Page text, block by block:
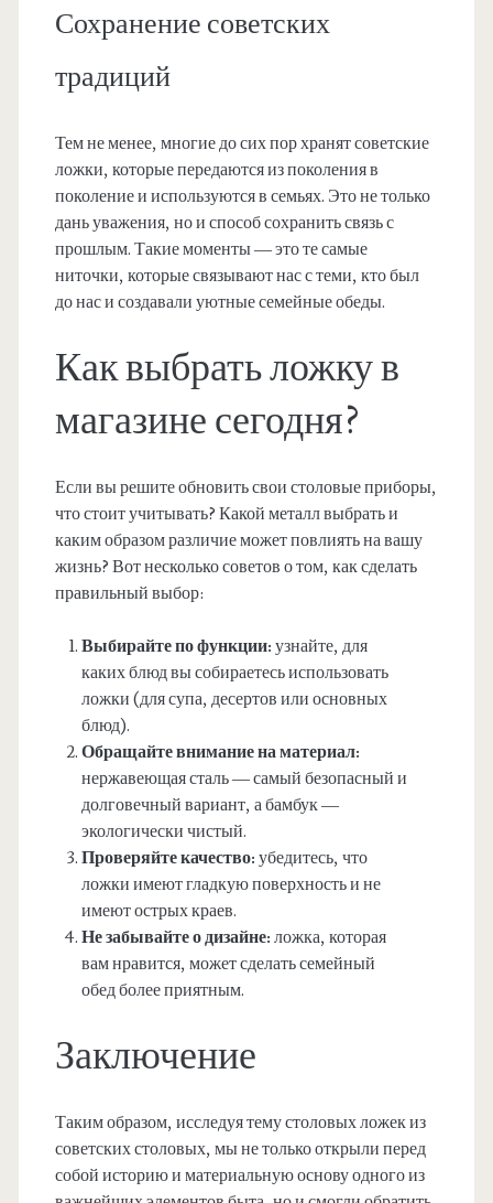
Сохранение советских
традиций
Тем не менее, многие до сих пор хранят советские
ложки, которые передаются из поколения в
поколение и используются в семьях. Это не только
дань уважения, но и способ сохранить связь с
прошлым. Такие моменты — это те самые
ниточки, которые связывают нас с теми, кто был
до нас и создавали уютные семейные обеды.
Как выбрать ложку в
магазине сегодня?
Если вы решите обновить свои столовые приборы,
что стоит учитывать? Какой металл выбрать и
каким образом различие может повлиять на вашу
жизнь? Вот несколько советов о том, как сделать
правильный выбор:
Выбирайте по функции: узнайте, для
каких блюд вы собираетесь использовать
ложки (для супа, десертов или основных
блюд).
Обращайте внимание на материал:
нержавеющая сталь — самый безопасный и
долговечный вариант, а бамбук —
экологически чистый.
Проверяйте качество: убедитесь, что
ложки имеют гладкую поверхность и не
имеют острых краев.
Не забывайте о дизайне: ложка, которая
вам нравится, может сделать семейный
обед более приятным.
Заключение
Таким образом, исследуя тему столовых ложек из
советских столовых, мы не только открыли перед
собой историю и материальную основу одного из